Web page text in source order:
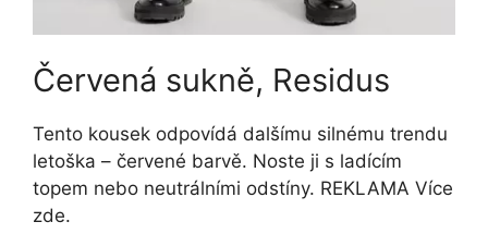
Červená sukně, Residus
Tento kousek odpovídá dalšímu silnému trendu
letoška – červené barvě. Noste ji s ladícím
topem nebo neutrálními odstíny. REKLAMA Více
zde.